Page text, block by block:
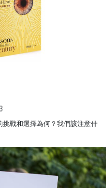
戰和選擇為何？我們該注意什